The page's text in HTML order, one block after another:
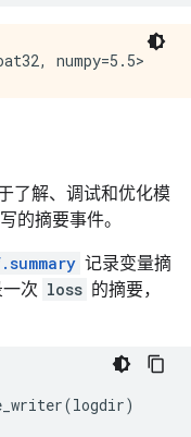
了解、调试和优化模
的摘要事件。
记录变量摘
次 loss 的摘要，
(logdir)